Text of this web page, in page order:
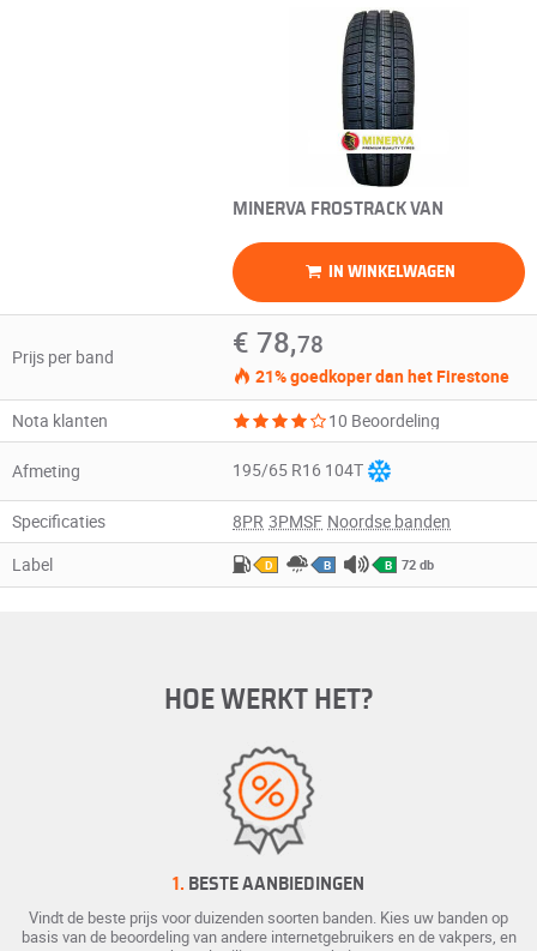
MINERVA FROSTRACK VAN
IN WINKELWAGEN
Prijs per band € 78,78
21% goedkoper dan het Firestone
Nota klanten
10 Beoordeling
Afmeting 195/65 R16 104T
Specificaties 8PR 3PMSF Noordse banden
Label
D B B 72 db
HOE WERKT HET?
1. BESTE AANBIEDINGEN
Vindt de beste prijs voor duizenden soorten banden. Kies uw banden op
basis van de beoordeling van andere internetgebruikers en de vakpers, en